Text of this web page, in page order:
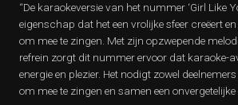
“De karaokeversie van het nummer ‘Girl Like
eigenschap dat het een vrolijke sfeer creëert
om mee te zingen. Met zijn opzwepende
refrein zorgt dit nummer ervoor dat karaoke-
energie en plezier. Het nodigt zowel
om mee te zingen en samen een onvergetelijke